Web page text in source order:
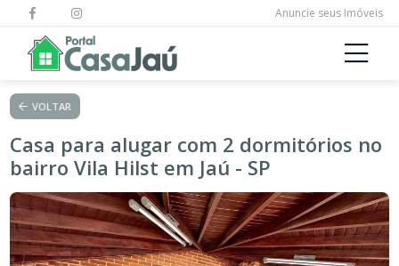
Anuncie seus Imóveis
VOLTAR
Casa para alugar com 2 dormitórios no
bairro Vila Hilst em Jaú - SP